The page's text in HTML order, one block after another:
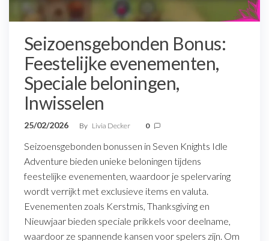
Seizoensgebonden Bonus:
Feestelijke evenementen,
Speciale beloningen,
Inwisselen
25/02/2026 By Livia Decker 0
Seizoensgebonden bonussen in Seven Knights Idle
Adventure bieden unieke beloningen tijdens
feestelijke evenementen, waardoor je spelervaring
wordt verrijkt met exclusieve items en valuta.
Evenementen zoals Kerstmis, Thanksgiving en
Nieuwjaar bieden speciale prikkels voor deelname,
waardoor ze spannende kansen voor spelers zijn. Om